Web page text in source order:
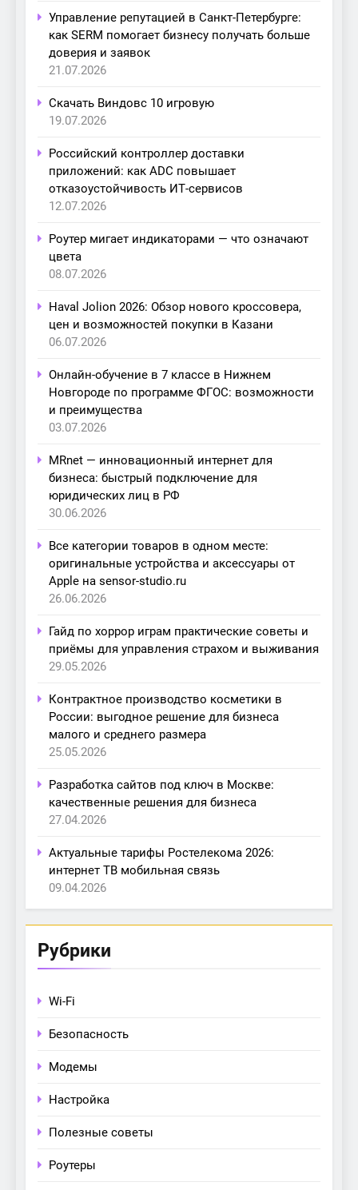
Управление репутацией в Санкт-Петербурге:
как SERM помогает бизнесу получать больше
доверия и заявок
21.07.2026
Скачать Виндовс 10 игровую
19.07.2026
Российский контроллер доставки
приложений: как ADC повышает
отказоустойчивость ИТ-сервисов
12.07.2026
Роутер мигает индикаторами — что означают
цвета
08.07.2026
Haval Jolion 2026: Обзор нового кроссовера,
цен и возможностей покупки в Казани
06.07.2026
Онлайн-обучение в 7 классе в Нижнем
Новгороде по программе ФГОС: возможности
и преимущества
03.07.2026
MRnet — инновационный интернет для
бизнеса: быстрый подключение для
юридических лиц в РФ
30.06.2026
Все категории товаров в одном месте:
оригинальные устройства и аксессуары от
Apple на sensor-studio.ru
26.06.2026
Гайд по хоррор играм практические советы и
приёмы для управления страхом и выживания
29.05.2026
Контрактное производство косметики в
России: выгодное решение для бизнеса
малого и среднего размера
25.05.2026
Разработка сайтов под ключ в Москве:
качественные решения для бизнеса
27.04.2026
Актуальные тарифы Ростелекома 2026:
интернет ТВ мобильная связь
09.04.2026
Рубрики
Wi-Fi
Безопасность
Модемы
Настройка
Полезные советы
Роутеры